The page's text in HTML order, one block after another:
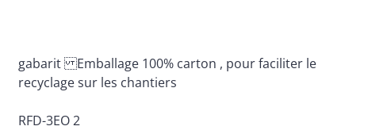
recyclage sur les chantiers
RFD-3EO 2